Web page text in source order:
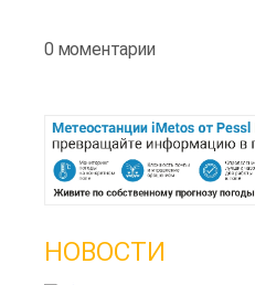
0 моментарии
НОВОСТИ